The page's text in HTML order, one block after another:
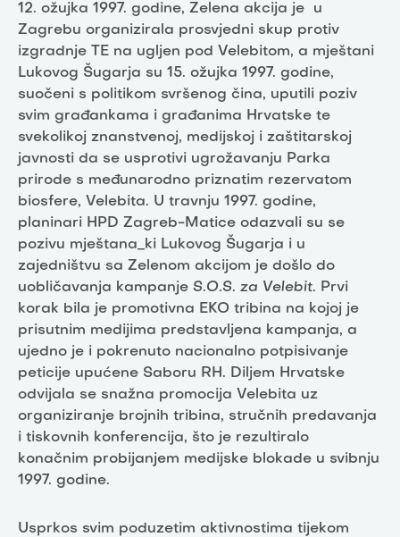
12. ožujka 1997. godine, Zelena akcija je u
Zagrebu organizirala prosvjedni skup protiv
izgradnje TE na ugljen pod Velebitom, a mještani
Lukovog Šugarja su 15. ožujka 1997. godine,
suočeni s politikom svršenog čina, uputili poziv
svim građankama i građanima Hrvatske te
svekolikoj znanstvenoj, medijskoj i zaštitarskoj
javnosti da se usprotivi ugrožavanju Parka
prirode s međunarodno priznatim rezervatom
biosfere, Velebita. U travnju 1997. godine,
planinari HPD Zagreb-Matice odazvali su se
pozivu mještana_ki Lukovog Šugarja i u
zajedništvu sa Zelenom akcijom je došlo do
uobličavanja kampanje S.O.S. za Velebit. Prvi
korak bila je promotivna EKO tribina na kojoj je
prisutnim medijima predstavljena kampanja, a
ujedno je i pokrenuto nacionalno potpisivanje
peticije upućene Saboru RH. Diljem Hrvatske
odvijala se snažna promocija Velebita uz
organiziranje brojnih tribina, stručnih predavanja
i tiskovnih konferencija, što je rezultiralo
konačnim probijanjem medijske blokade u svibnju
1997. godine.
Usprkos svim poduzetim aktivnostima tijekom